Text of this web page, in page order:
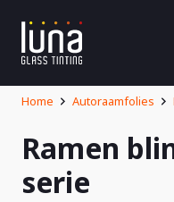
Home Autoraamfolies
Ramen
serie